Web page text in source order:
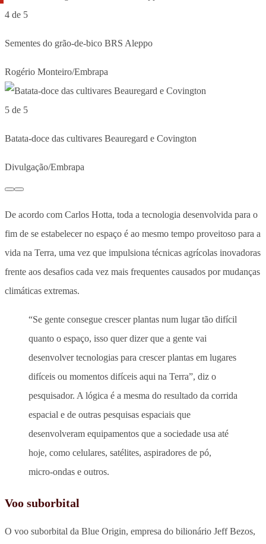
4 de 5
Sementes do grão-de-bico BRS Aleppo
Rogério Monteiro/Embrapa
5 de 5
Batata-doce das cultivares Beauregard e Covington
Divulgação/Embrapa
De acordo com Carlos Hotta, toda a tecnologia desenvolvida para o
fim de se estabelecer no espaço é ao mesmo tempo proveitoso para a
vida na Terra, uma vez que impulsiona técnicas agrícolas inovadoras
frente aos desafios cada vez mais frequentes causados por mudanças
climáticas extremas.
“Se gente consegue crescer plantas num lugar tão difícil
quanto o espaço, isso quer dizer que a gente vai
desenvolver tecnologias para crescer plantas em lugares
difíceis ou momentos difíceis aqui na Terra”, diz o
pesquisador. A lógica é a mesma do resultado da corrida
espacial e de outras pesquisas espaciais que
desenvolveram equipamentos que a sociedade usa até
hoje, como celulares, satélites, aspiradores de pó,
micro-ondas e outros.
Voo suborbital
O voo suborbital da Blue Origin, empresa do bilionário Jeff Bezos,